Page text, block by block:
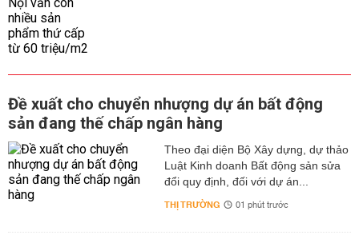
Đề xuất cho chuyển nhượng dự án bất động
sản đang thế chấp ngân hàng
Theo đại diện Bộ Xây dựng, dự thảo
Luật Kinh doanh Bất động sản sửa
đổi quy định, đối với dự án...
THỊ TRƯỜNG 01 phút trước